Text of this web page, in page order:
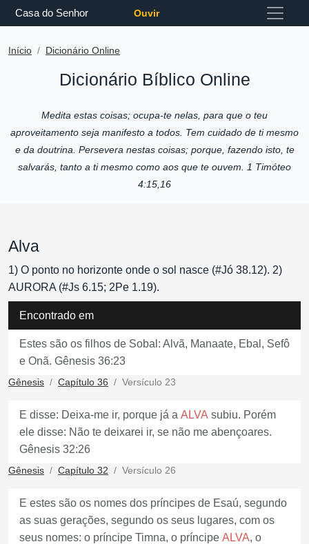
Casa do Senhor Ouvir
Início Dicionário Online
Dicionário Bíblico Online
Medita estas coisas; ocupa-te nelas, para que o teu
aproveitamento seja manifesto a todos. Tem cuidado de ti mesmo
e da doutrina. Persevera nestas coisas; porque, fazendo isto, te
salvarás, tanto a ti mesmo como aos que te ouvem. 1 Timóteo
4:15,16
Alva
1) O ponto no horizonte onde o sol nasce (#Jó 38.12). 2)
AURORA (#Js 6.15; 2Pe 1.19).
Encontrado em
Estes são os filhos de Sobal: Alvã, Manaate, Ebal, Sefô
e Onã. Gênesis 36:23
Gênesis Capítulo 36 Versículo 23
E disse: Deixa-me ir, porque já a ALVA subiu. Porém
ele disse: Não te deixarei ir, se não me abençoares.
Gênesis 32:26
Gênesis Capítulo 32 Versículo 26
E estes são os nomes dos príncipes de Esaú, segundo
as suas gerações, segundo os seus lugares, com os
seus nomes: o príncipe Timna, o príncipe ALVA, o